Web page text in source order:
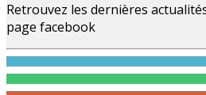
Retrouvez les dernières
page facebook